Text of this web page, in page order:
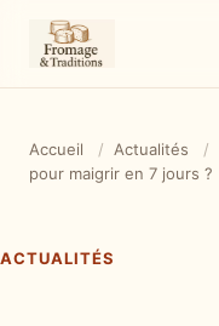
Accueil / Actualités /
pour maigrir en 7 jours ?
ACTUALITÉS